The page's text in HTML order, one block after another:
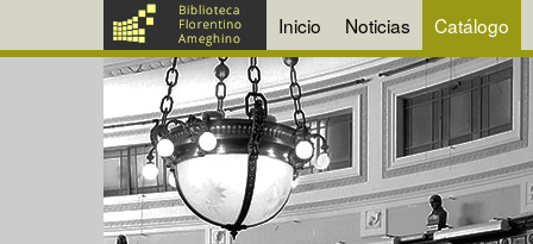
Inicio Noticias Catálogo